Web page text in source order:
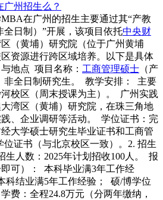
州招生么？
在广州的招生主要通过其“产教
日制）”开展，该项目依托中央财
（黄埔）研究院（位于广州黄埔
资源进行跨区域培养。以下是具体
地点 项目名称： 工商管理硕士 （产
非全日制研究生。 教学安排： 主要
校区（周末授课为主）。 广州实践
湾区（黄埔）研究院，在珠三角地
、企业调研等活动。 学位证书：完
大学硕士研究生毕业证书和工商管
证书（与北京校区一致）。2. 招生
生人数：2025年计划招收100人。 报
可）： 本科毕业满3年工作经
科结业满5年工作经验； 硕/博学位
费：全程24.8万元（分两年缴纳，